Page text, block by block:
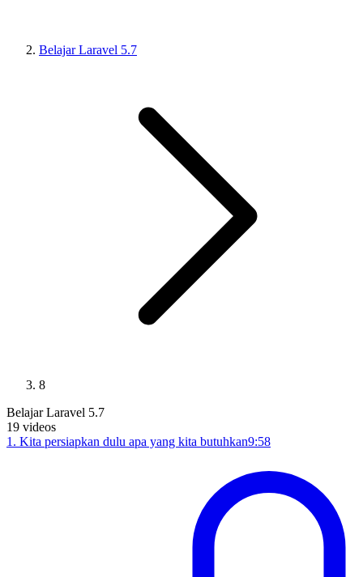
Belajar Laravel 5.7
8
Belajar Laravel 5.7
19 videos
1 . Kita persiapkan dulu apa yang kita butuhkan9:58